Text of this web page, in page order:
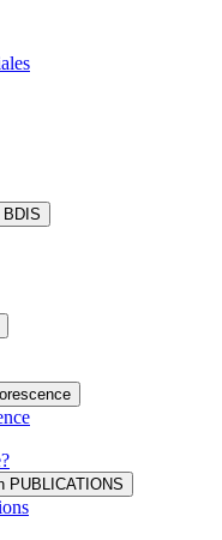
PUBLICATIONS